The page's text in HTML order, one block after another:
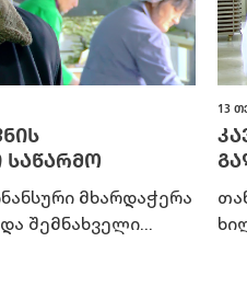
ᲡᲐᲬᲐᲠᲛᲝ
მხარდაჭერა
შემნახველი...
13